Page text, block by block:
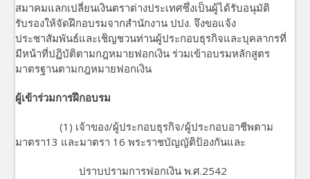
สมาคมแลกเปลี่ยนเงินตราต่างประเทศซึ่งเป็นผู้ได้รับอนุมัติ
รับรองให้จัดฝึกอบรมจากสำนักงาน ปปง. จึงขอแจ้ง
ประชาสัมพันธ์และเชิญชวนท่านผู้ประกอบธุรกิจและบุคลากรที่
มีหน้าที่ปฏิบัติตามกฎหมายฟอกเงิน ร่วมเข้าอบรมหลักสูตร
มาตรฐานตามกฎหมายฟอกเงิน
ผู้เข้าร่วมการฝึกอบรม
(1) เจ้าของ/ผู้ประกอบธุรกิจ/ผู้ประกอบอาชีพตาม
มาตรา13 และมาตรา 16 พระราชบัญญัติป้องกันและ
ปราบปรามการฟอกเงิน พ.ศ.2542